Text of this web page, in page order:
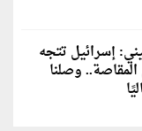
إسرائيل تتجه
وصلنا